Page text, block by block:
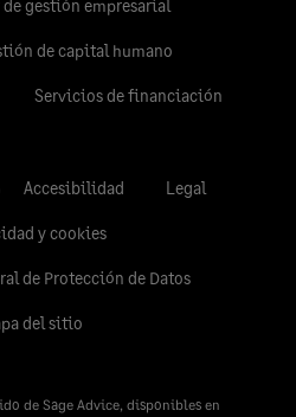
de gestión empresarial
de capital humano
Servicios de financiación
Accesibilidad Legal
y cookies
de Protección de Datos
del sitio
de Sage Advice, disponibles en